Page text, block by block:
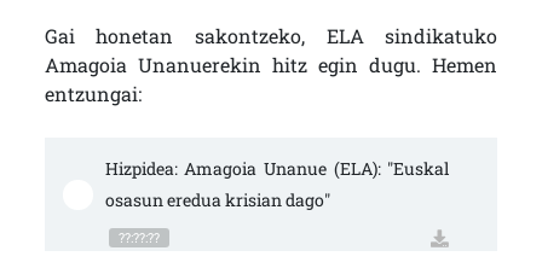
Gai honetan sakontzeko, ELA sindikatuko
Amagoia Unanuerekin hitz egin dugu. Hemen
entzungai:
Hizpidea: Amagoia Unanue (ELA): "Euskal
osasun eredua krisian dago"
??:??:??